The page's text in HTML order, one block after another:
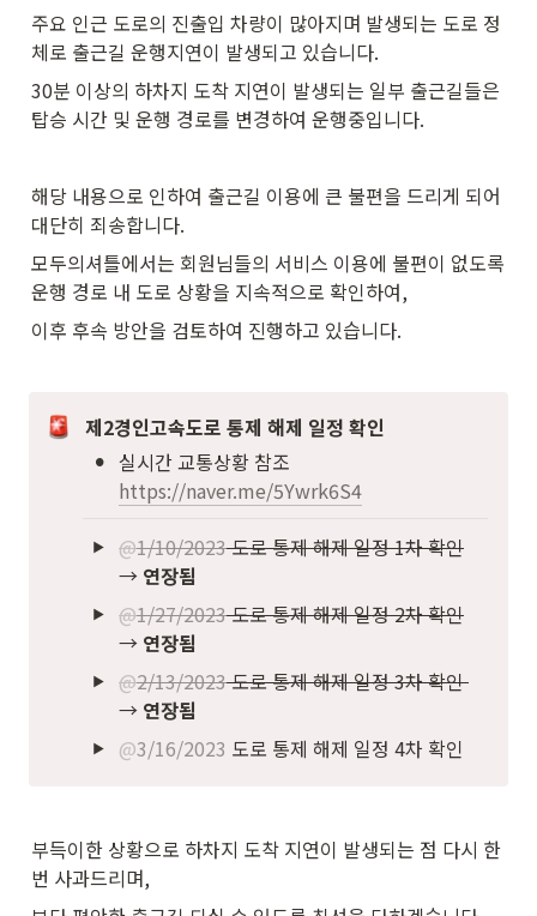
주요 인근 도로의 진출입 차량이 많아지며 발생되는 도로 정
체로 출근길 운행지연이 발생되고 있습니다.
30분 이상의 하차지 도착 지연이 발생되는 일부 출근길들은
탑승 시간 및 운행 경로를 변경하여 운행중입니다.
해당 내용으로 인하여 출근길 이용에 큰 불편을 드리게 되어
대단히 죄송합니다.
모두의셔틀에서는 회원님들의 서비스 이용에 불편이 없도록
운행 경로 내 도로 상황을 지속적으로 확인하여,
이후 후속 방안을 검토하여 진행하고 있습니다.
제2경인고속도로 통제 해제 일정 확인
•
https://naver.me/5Ywrk6S4
@1/10/2023 도로 통제 해제 일정 1차 확인
→ 연장됨
@1/27/2023 도로 통제 해제 일정 2차 확인
→ 연장됨
@2/13/2023
도로 통제 해제 일정 3차 확인
→ 연장됨
@3/16/2023 도로 통제 해제 일정 4차 확인
부득이한 상황으로 하차지 도착 지연이 발생되는 점 다시 한
번 사과드리며,